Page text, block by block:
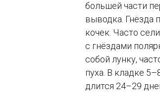
большей части
выводка. Гнёзда
кочек. Часто
с гнёздами
собой лунку,
пуха. В кладке
длится 24–29